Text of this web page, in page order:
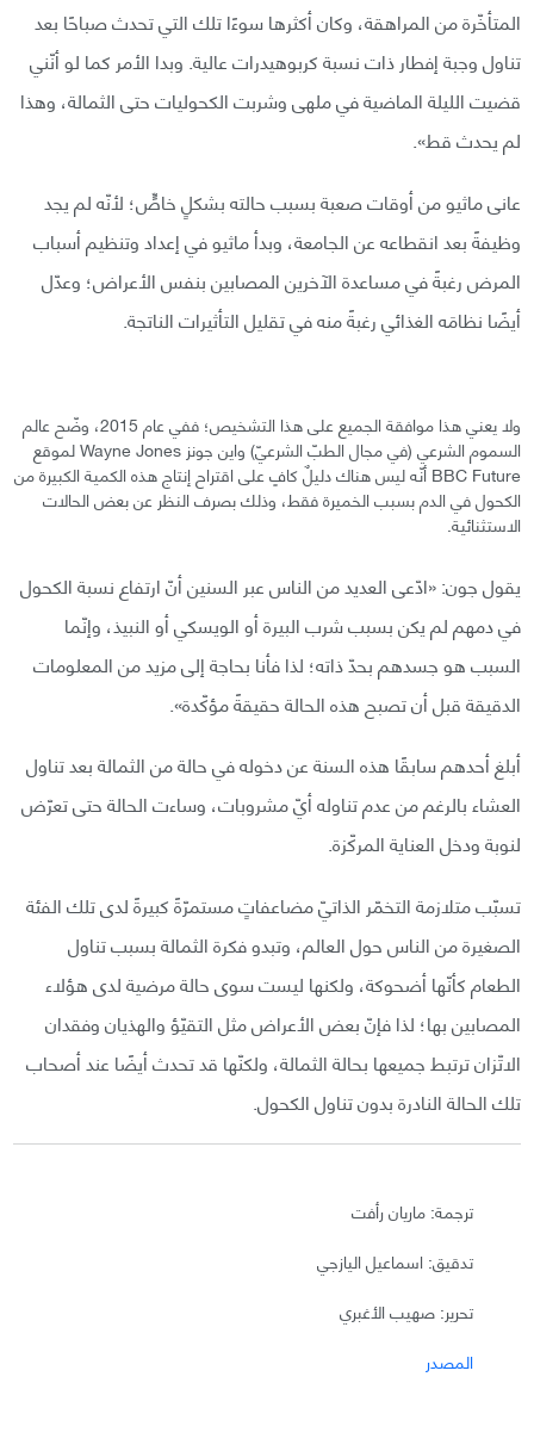
المتأخّرة من المراهقة، وكان أكثرها سوءًا تلك التي تحدث صباحًا بعد
تناول وجبة إفطار ذات نسبة كربوهيدرات عالية. وبدا الأمر كما لو أنّني
قضيت الليلة الماضية في ملهى وشربت الكحوليات حتى الثمالة، وهذا
لم يحدث قط».
عانى ماثيو من أوقات صعبة بسبب حالته بشكلٍ خاصٍّ؛ لأنّه لم يجد
وظيفةً بعد انقطاعه عن الجامعة، وبدأ ماثيو في إعداد وتنظيم أسباب
المرض رغبةً في مساعدة الآخرين المصابين بنفس الأعراض؛ وعدّل
أيضًا نظامَه الغذائي رغبةً منه في تقليل التأثيرات الناتجة.
ولا يعني هذا موافقة الجميع على هذا التشخيص؛ ففي عام 2015، وضّح عالم
السموم الشرعي (في مجال الطبّ الشرعيّ) واين جونز Wayne Jones لموقع
BBC Future أنّه ليس هناك دليلٌ كافٍ على اقتراح إنتاج هذه الكمية الكبيرة من
الكحول في الدم بسبب الخميرة فقط، وذلك بصرف النظر عن بعض الحالات
الاستثنائية.
يقول جون: «ادّعى العديد من الناس عبر السنين أنّ ارتفاع نسبة الكحول
في دمهم لم يكن بسبب شرب البيرة أو الويسكي أو النبيذ، وإنّما
السبب هو جسدهم بحدّ ذاته؛ لذا فأنا بحاجة إلى مزيد من المعلومات
الدقيقة قبل أن تصبح هذه الحالة حقيقةً مؤكّدة».
أبلغ أحدهم سابقًا هذه السنة عن دخوله في حالة من الثمالة بعد تناول
العشاء بالرغم من عدم تناوله أيّ مشروبات، وساءت الحالة حتى تعرّض
لنوبة ودخل العناية المركّزة.
تسبّب متلازمة التخمّر الذاتيّ مضاعفاتٍ مستمرّةً كبيرةً لدى تلك الفئة
الصغيرة من الناس حول العالم، وتبدو فكرة الثمالة بسبب تناول
الطعام كأنّها أضحوكة، ولكنها ليست سوى حالة مرضية لدى هؤلاء
المصابين بها؛ لذا فإنّ بعض الأعراض مثل التقيّؤ والهذيان وفقدان
الاتّزان ترتبط جميعها بحالة الثمالة، ولكنّها قد تحدث أيضًا عند أصحاب
تلك الحالة النادرة بدون تناول الكحول.
ترجمة: ماريان رأفت
تدقيق: اسماعيل اليازجي
تحرير: صهيب الأغبري
المصدر